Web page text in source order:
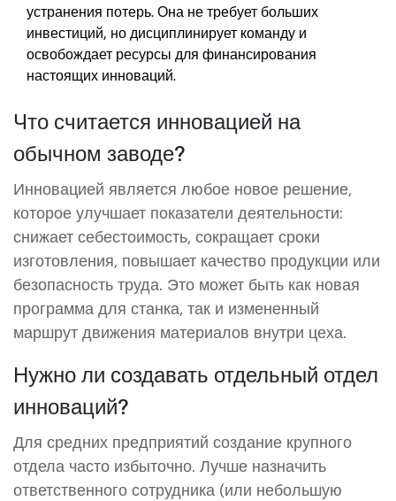
устранения потерь. Она не требует больших
инвестиций, но дисциплинирует команду и
освобождает ресурсы для финансирования
настоящих инноваций.
Что считается инновацией на
обычном заводе?
Инновацией является любое новое решение,
которое улучшает показатели деятельности:
снижает себестоимость, сокращает сроки
изготовления, повышает качество продукции или
безопасность труда. Это может быть как новая
программа для станка, так и измененный
маршрут движения материалов внутри цеха.
Нужно ли создавать отдельный отдел
инноваций?
Для средних предприятий создание крупного
отдела часто избыточно. Лучше назначить
ответственного сотрудника (или небольшую